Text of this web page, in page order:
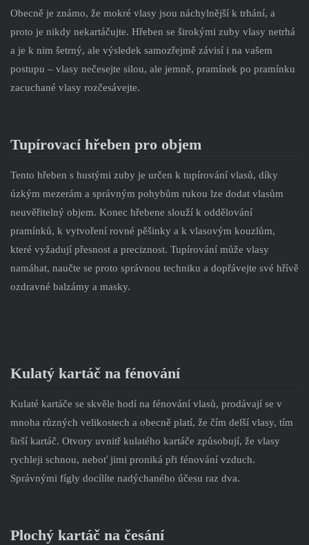
Obecně je známo, že mokré vlasy jsou náchylnější k trhání, a
proto je nikdy nekartáčujte. Hřeben se širokými zuby vlasy netrhá
a je k nim šetrný, ale výsledek samozřejmě závisí i na vašem
postupu – vlasy nečesejte silou, ale jemně, pramínek po pramínku
zacuchané vlasy rozčesávejte.
Tupírovací hřeben pro objem
Tento hřeben s hustými zuby je určen k tupírování vlasů, díky
úzkým mezerám a správným pohybům rukou lze dodat vlasům
neuvěřitelný objem. Konec hřebene slouží k oddělování
pramínků, k vytvoření rovné pěšinky a k vlasovým kouzlům,
které vyžadují přesnost a preciznost. Tupírování může vlasy
namáhat, naučte se proto správnou techniku a dopřávejte své hřívě
ozdravné balzámy a masky.
Kulatý kartáč na fénování
Kulaté kartáče se skvěle hodí na fénování vlasů, prodávají se v
mnoha různých velikostech a obecně platí, že čím delší vlasy, tím
širší kartáč. Otvory uvnitř kulatého kartáče způsobují, že vlasy
rychleji schnou, neboť jimi proniká při fénování vzduch.
Správnými fígly docílíte nadýchaného účesu raz dva.
Plochý kartáč na česání